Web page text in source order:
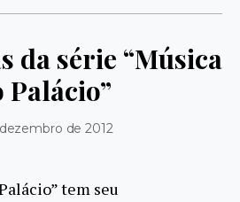
da série “Música
Palácio”
de 2012
tem seu